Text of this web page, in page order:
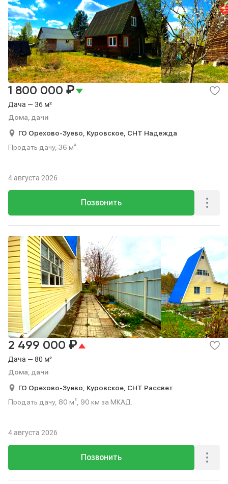
Дача — 36 м²
Дома, дачи
1 800 000 ₽
ГО Орехово-Зуево, Куровское, СНТ Надежда
Продать дачу, 36 м².
Позвонить
4 августа 2026
Дача — 80 м²
Дома, дачи
2 499 000 ₽
ГО Орехово-Зуево, Куровское, СНТ Рассвет
Продать дачу, 80 м², 90 км за МКАД.
Позвонить
4 августа 2026